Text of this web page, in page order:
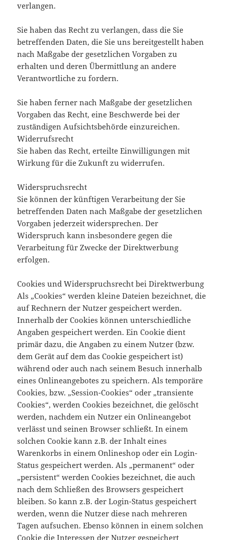
verlangen.
Sie haben das Recht zu verlangen, dass die Sie
betreffenden Daten, die Sie uns bereitgestellt haben
nach Maßgabe der gesetzlichen Vorgaben zu
erhalten und deren Übermittlung an andere
Verantwortliche zu fordern.
Sie haben ferner nach Maßgabe der gesetzlichen
Vorgaben das Recht, eine Beschwerde bei der
zuständigen Aufsichtsbehörde einzureichen.
Widerrufsrecht
Sie haben das Recht, erteilte Einwilligungen mit
Wirkung für die Zukunft zu widerrufen.
Widerspruchsrecht
Sie können der künftigen Verarbeitung der Sie
betreffenden Daten nach Maßgabe der gesetzlichen
Vorgaben jederzeit widersprechen. Der
Widerspruch kann insbesondere gegen die
Verarbeitung für Zwecke der Direktwerbung
erfolgen.
Cookies und Widerspruchsrecht bei Direktwerbung
Als „Cookies“ werden kleine Dateien bezeichnet, die
auf Rechnern der Nutzer gespeichert werden.
Innerhalb der Cookies können unterschiedliche
Angaben gespeichert werden. Ein Cookie dient
primär dazu, die Angaben zu einem Nutzer (bzw.
dem Gerät auf dem das Cookie gespeichert ist)
während oder auch nach seinem Besuch innerhalb
eines Onlineangebotes zu speichern. Als temporäre
Cookies, bzw. „Session-Cookies“ oder „transiente
Cookies“, werden Cookies bezeichnet, die gelöscht
werden, nachdem ein Nutzer ein Onlineangebot
verlässt und seinen Browser schließt. In einem
solchen Cookie kann z.B. der Inhalt eines
Warenkorbs in einem Onlineshop oder ein Login-
Status gespeichert werden. Als „permanent“ oder
„persistent“ werden Cookies bezeichnet, die auch
nach dem Schließen des Browsers gespeichert
bleiben. So kann z.B. der Login-Status gespeichert
werden, wenn die Nutzer diese nach mehreren
Tagen aufsuchen. Ebenso können in einem solchen
Cookie die Interessen der Nutzer gespeichert